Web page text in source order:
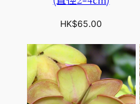
HK$65.00